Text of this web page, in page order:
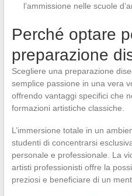
l’ammissione nelle scuole
Perché optare
preparazione
Scegliere una preparazione
semplice passione in una vera
offrendo vantaggi specifici che
formazioni artistiche classiche.
L’immersione totale in un
studenti di concentrarsi
personale e professionale. La
artisti professionisti offre la
preziosi e beneficiare di un